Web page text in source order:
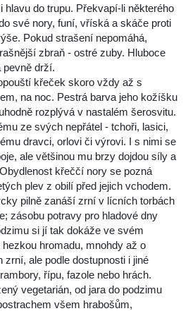
hlavu do trupu. Překvapí-li některého
své nory, funí, vříská a skáče proti
Pokud strašení nepomáhá,
zbraň - ostré zuby. Hluboce
drží.
křeček skoro vždy až s
na noc. Pestrá barva jeho kožíšku
rozplývá v nastalém šerosvitu.
ze svých nepřátel - tchoři, lasici,
dravci, orlovi či výrovi. I s nimi se
ale většinou mu brzy dojdou síly a
křeččí nory se pozná
plev z obilí před jejich vchodem.
pilně zanáší zrní v lícních torbách
zásobu potravy pro hladové dny
si jí tak dokáže ve svém
hromadu, mnohdy až o
zrní, ale podle dostupnosti i jiné
řípu, fazole nebo hrách.
vegetarián, od jara do podzimu
všem hrabošům,